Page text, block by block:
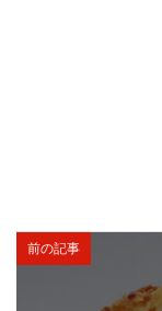
前の記事